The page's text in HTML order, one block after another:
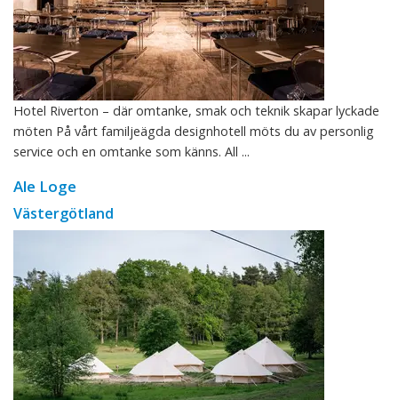
Hotel Riverton – där omtanke, smak och teknik skapar lyckade
möten På vårt familjeägda designhotell möts du av personlig
service och en omtanke som känns. All ...
Ale Loge
Västergötland